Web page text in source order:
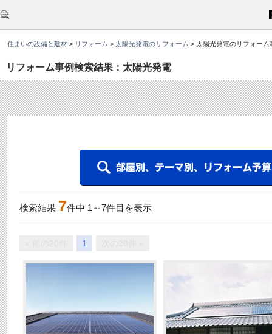
住まいの設備と建材 > リフォーム > 太陽光発電のリフォーム > 太陽光発電のリフォーム
リフォーム事例検索結果：太陽光発電
こ
か
ら
文
す
検索結果 7件中 1 ～7件目を表示
1